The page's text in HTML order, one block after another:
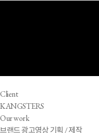
Client
KANGSTERS
Our work
브랜드 광고영상 기획 / 제작